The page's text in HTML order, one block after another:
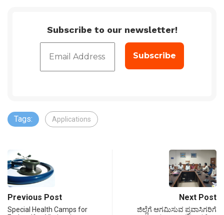
Subscribe to our newsletter!
Tags: Applications
Previous Post
Special Health Camps for
Next Post
ಜಿಲ್ಲೆಗೆ ಆಗಮಿಸುವ ಪ್ರವಾಸಿಗರಿಗೆ